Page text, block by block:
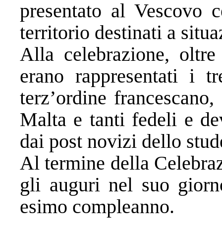
presentato al Vescovo
territorio destinati a
Alla celebrazione,
erano rappresentati i
terz’ordine
Malta e tanti fedeli e
dai post novizi dello
Al termine della
gli auguri nel suo
esimo compleanno.